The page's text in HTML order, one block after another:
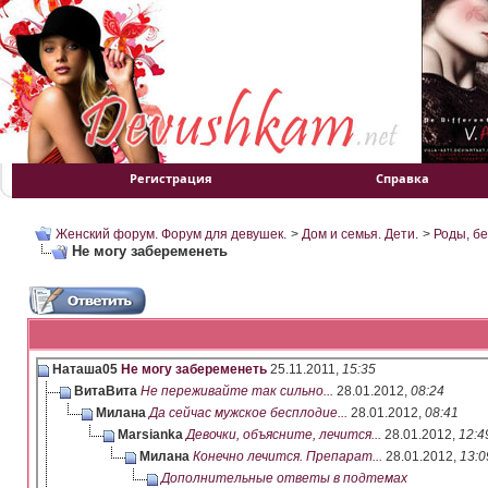
Регистрация Справка
Женский форум. Форум для девушек. > Дом и семья. Дети. > Роды,
Не могу забеременеть
Наташа05 Не могу забеременеть 25.11.2011, 15:35
ВитаВита Не переживайте так сильно... 28.01.2012, 08:24
Милана Да сейчас мужское бесплодие... 28.01.2012, 08:41
Marsianka Девочки, объясните, лечится... 28.01.2012,
Милана Конечно лечится. Препарат... 28.01.2012,
Дополнительные ответы в подтемах